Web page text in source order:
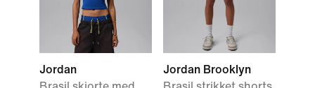
Jordan
Jordan Brooklyn